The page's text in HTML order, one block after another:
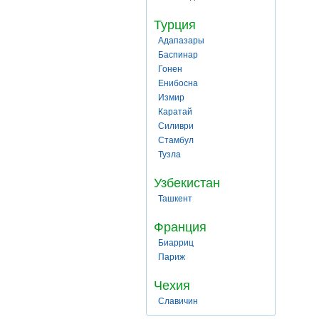
Турция
Адапазары
Баспинар
Гонен
Енибосна
Измир
Каратай
Силиври
Стамбул
Тузла
Узбекистан
Ташкент
Франция
Биарриц
Париж
Чехия
Славичин